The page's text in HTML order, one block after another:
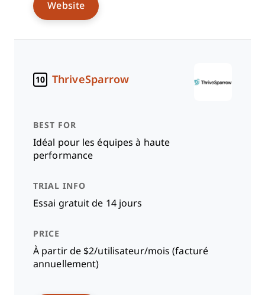
Website
10 ThriveSparrow
Idéal pour les équipes à haute
performance
Essai gratuit de 14 jours
À partir de $2/utilisateur/mois (facturé
annuellement)